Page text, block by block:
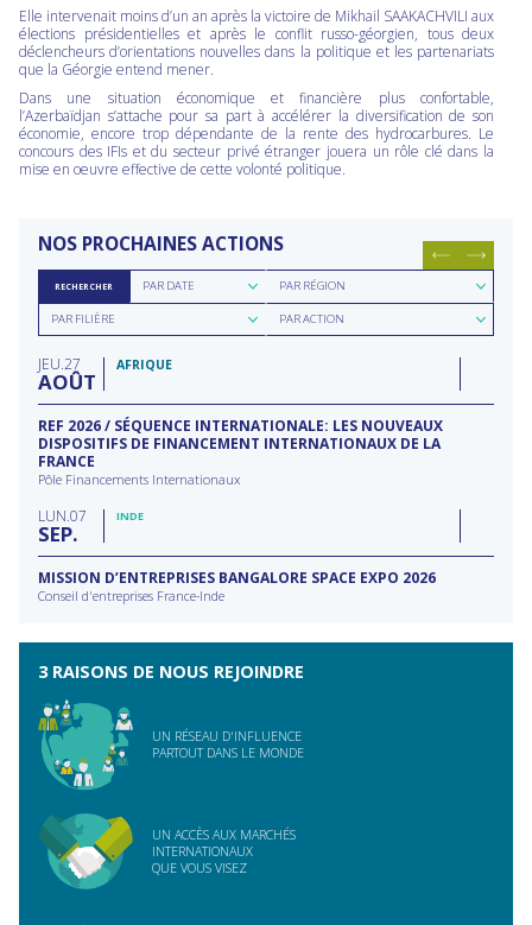
Elle intervenait moins d’un an après la victoire de Mikhail SAAKACHVILI aux
élections présidentielles et après le conflit russo-géorgien, tous deux
déclencheurs d’orientations nouvelles dans la politique et les partenariats
que la Géorgie entend mener.
Dans une situation économique et financière plus confortable,
l’Azerbaïdjan s’attache pour sa part à accélérer la diversification de son
économie, encore trop dépendante de la rente des hydrocarbures. Le
concours des IFIs et du secteur privé étranger jouera un rôle clé dans la
mise en oeuvre effective de cette volonté politique.
NOS PROCHAINES ACTIONS
RECHERCHER
Rechercher
parPAR DATE
Rechercher
par
région
PAR RÉGION
Rechercher
parPAR FILIÈRE
Rechercher
parPAR ACTION
JEU 27
AOÛT
AFRIQUE
REF 2026 / SÉQUENCE INTERNATIONALE: LES NOUVEAUX
DISPOSITIFS DE FINANCEMENT INTERNATIONAUX DE LA
FRANCE
Pôle Financements Internationaux
LUN 07
SEP
INDE
MISSION D’ENTREPRISES BANGALORE SPACE EXPO 2026
Conseil d'entreprises France-Inde
3 RAISONS DE NOUS REJOINDRE
UN RÉSEAU D'INFLUENCE
PARTOUT DANS LE MONDE
UN ACCÈS AUX MARCHÉS
INTERNATIONAUX
QUE VOUS VISEZ